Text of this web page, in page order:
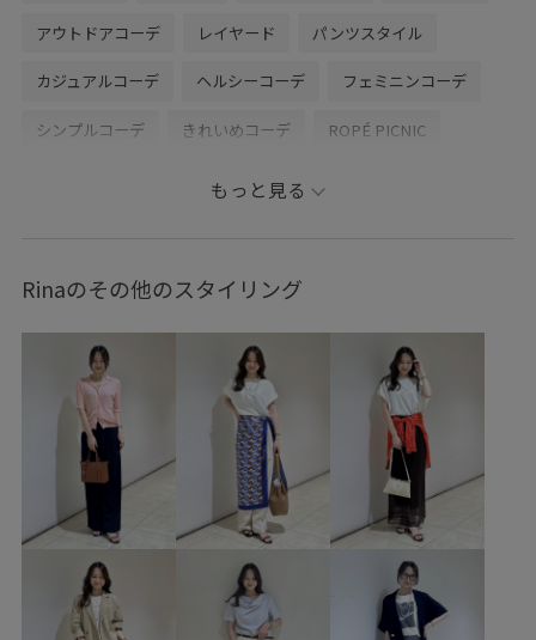
アウトドアコーデ レイヤード パンツスタイル
カジュアルコーデ ヘルシーコーデ フェミニンコーデ
シンプルコーデ きれいめコーデ ROPÉ PICNIC
混合
デニムパンツ バッグ ハンドバッグ
GIA16080 26RPUVCARE 26SS10
26SS10r 26SS20 26SS20gsr
26SSRPボトム 26SSデニムpick_up dogicon
RP26SS RP26SS着映えトップス Tシャツ
きれいめ オフィスカジュアル カジュアル
カジュアルすぎない カーディガン キラキラ
もっと見る
Rinaのその他のスタイリング